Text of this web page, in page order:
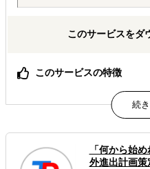
このサービスをダ
このサービスの特徴
戦略〜制作〜運営〜実施
援）
“共感を生むストーリー
翻訳）
豊富な支援実績に基づく
の訴求／リターン設計／
「何から始
外進出計画策